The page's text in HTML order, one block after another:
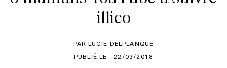
illico
PAR LUCIE DELPLANQUE
PUBLIÉ LE : 22/03/2018